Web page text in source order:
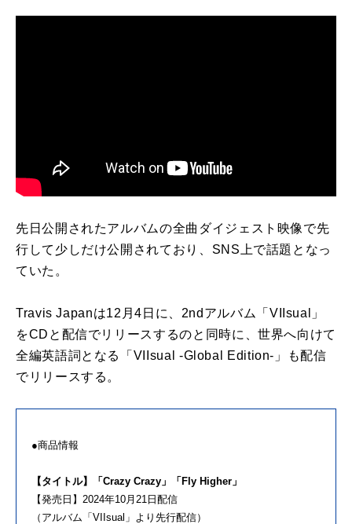
先日公開されたアルバムの全曲ダイジェスト映像で先
行して少しだけ公開されており、SNS上で話題となっ
ていた。
Travis Japanは12月4日に、2ndアルバム「VIIsual」
をCDと配信でリリースするのと同時に、世界へ向けて
全編英語詞となる「VIIsual -Global Edition-」も配信
でリリースする。
●商品情報
【タイトル】「Crazy Crazy」「Fly Higher」
【発売日】2024年10月21日配信
（アルバム「VIIsual」より先行配信）